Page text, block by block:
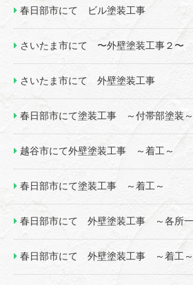
春日部市にて ビル塗装工事
さいたま市にて 〜外壁塗装工事２〜
さいたま市にて 外壁塗装工事
春日部市にて塗装工事 ～付帯部塗装～
越谷市にて外壁塗装工事 ～着工～
春日部市にて塗装工事 ～着工～
春日部市にて 外壁塗装工事 ～各所一
春日部市にて 外壁塗装工事 ～着工～